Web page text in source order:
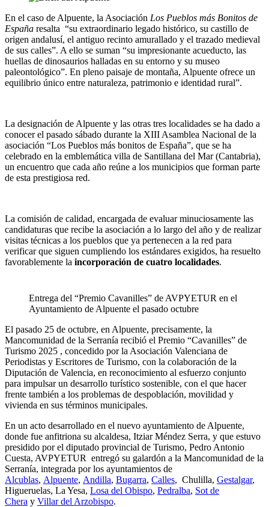
En el caso de Alpuente, la Asociación Los Pueblos más Bonitos de
España resalta “su extraordinario legado histórico, su castillo de
origen andalusí, el antiguo recinto amurallado y el trazado medieval
de sus calles”. A ello se suman “su impresionante acueducto, las
huellas de dinosaurios halladas en su entorno y su museo
paleontológico”. En pleno paisaje de montaña, Alpuente ofrece un
equilibrio único entre naturaleza, patrimonio e identidad rural”.
La designación de Alpuente y las otras tres localidades se ha dado a
conocer el pasado sábado durante la XIII Asamblea Nacional de la
asociación “Los Pueblos más bonitos de España”, que se ha
celebrado en la emblemática villa de Santillana del Mar (Cantabria),
un encuentro que cada año reúne a los municipios que forman parte
de esta prestigiosa red.
La comisión de calidad, encargada de evaluar minuciosamente las
candidaturas que recibe la asociación a lo largo del año y de realizar
visitas técnicas a los pueblos que ya pertenecen a la red para
verificar que siguen cumpliendo los estándares exigidos, ha resuelto
favorablemente la incorporación de cuatro localidades.
Entrega del “Premio Cavanilles” de AVPYETUR en el
Ayuntamiento de Alpuente el pasado octubre
El pasado 25 de octubre, en Alpuente, precisamente, la
Mancomunidad de la Serranía recibió el Premio “Cavanilles” de
Turismo 2025 , concedido por la Asociación Valenciana de
Periodistas y Escritores de Turismo, con la colaboración de la
Diputación de Valencia, en reconocimiento al esfuerzo conjunto
para impulsar un desarrollo turístico sostenible, con el que hacer
frente también a los problemas de despoblación, movilidad y
vivienda en sus términos municipales.
En un acto desarrollado en el nuevo ayuntamiento de Alpuente,
donde fue anfitriona su alcaldesa, Itziar Méndez Serra, y que estuvo
presidido por el diputado provincial de Turismo, Pedro Antonio
Cuesta, AVPYETUR entregó su galardón a la Mancomunidad de la
Serranía, integrada por los ayuntamientos de
Alcublas, Alpuente, Andilla, Bugarra, Calles, Chulilla, Gestalgar,
Higueruelas, La Yesa, Losa del Obispo, Pedralba, Sot de
Chera y Villar del Arzobispo.